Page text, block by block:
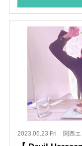
2023.06.23 Fri 関西